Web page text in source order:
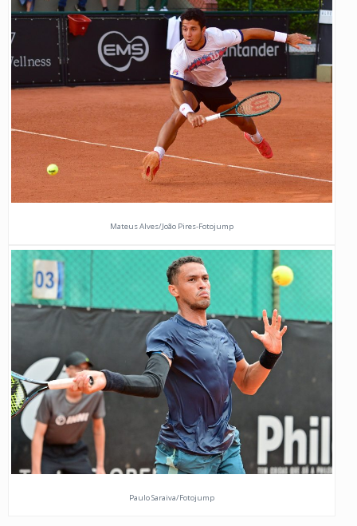
Mateus Alves/João Pires-Fotojump
Paulo Saraiva/Fotojump